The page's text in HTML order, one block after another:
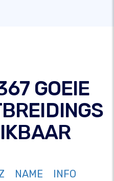
GOEIE
NAME
INFO